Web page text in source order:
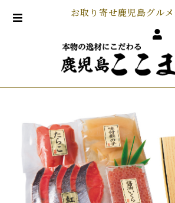
お取り寄せ鹿児島グル